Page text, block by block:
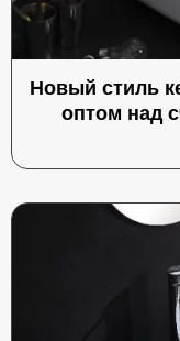
Новый стиль
оптом над